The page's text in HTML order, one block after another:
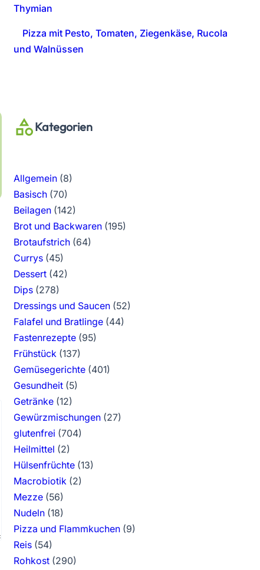
Thymian
Pizza mit Pesto, Tomaten, Ziegenkäse, Rucola
und Walnüssen
Kategorien
Allgemein(8)
Basisch(70)
Beilagen(142)
Brot und Backwaren(195)
Brotaufstrich(64)
Currys(45)
Dessert(42)
Dips(278)
Dressings und Saucen(52)
Falafel und Bratlinge(44)
Fastenrezepte(95)
Frühstück (137)
Gemüsegerichte(401)
Gesundheit(5)
Getränke(12)
Gewürzmischungen(27)
glutenfrei (704)
Heilmittel (2)
Hülsenfrüchte(13)
Macrobiotik (2)
Mezze(56)
Nudeln(18)
Pizza und Flammkuchen(9)
Reis(54)
Rohkost(290)